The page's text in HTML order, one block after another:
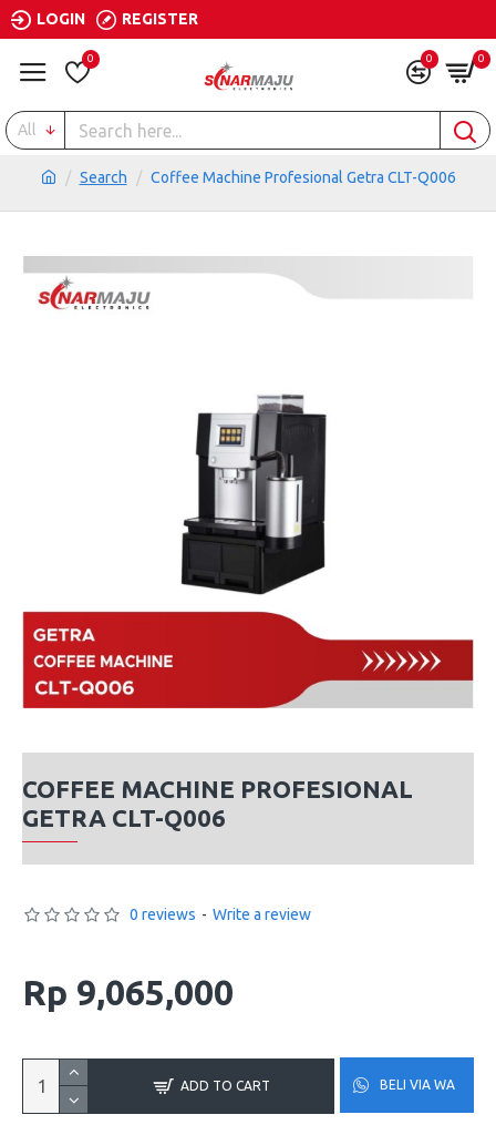
LOGIN REGISTER
0 0 0
All
Search Coffee Machine Profesional Getra CLT-Q006
COFFEE MACHINE PROFESIONAL
GETRA CLT-Q006
0 reviews - Write a review
Rp 9,065,000
ADD TO CART BELI VIA WA